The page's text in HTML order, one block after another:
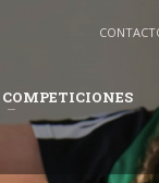
un email para
información
COMPETICIONES